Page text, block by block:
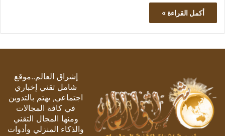
أكمل القراءة »
إشراق العالم..موقع
شامل تقني إخباري
اجتماعي, يهتم بالتدوين
في كافة المجالات
ومنها المجال التقني
والذكاء المنزلي وأدوات